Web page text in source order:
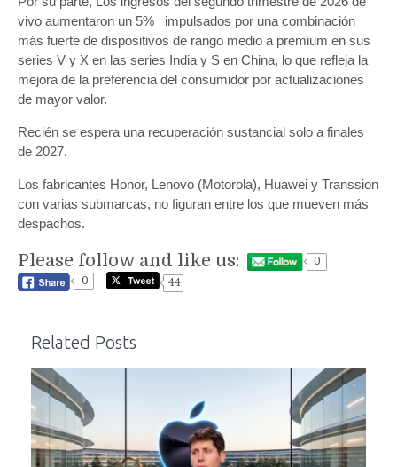
vivo aumentaron un 5% impulsados por una combinación
más fuerte de dispositivos de rango medio a premium en sus
series V y X en las series India y S en China, lo que refleja la
mejora de la preferencia del consumidor por actualizaciones
de mayor valor.
Recién se espera una recuperación sustancial solo a finales
de 2027.
Los fabricantes Honor, Lenovo (Motorola), Huawei y Transsion
con varias submarcas, no figuran entre los que mueven más
despachos.
Please follow and like us:
0
0
44
Related Posts